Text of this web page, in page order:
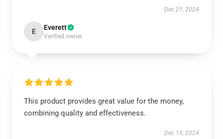
Dec 21, 2024
E Everett
Verified owner
This product provides great value for the money,
combining quality and effectiveness.
Dec 19, 2024